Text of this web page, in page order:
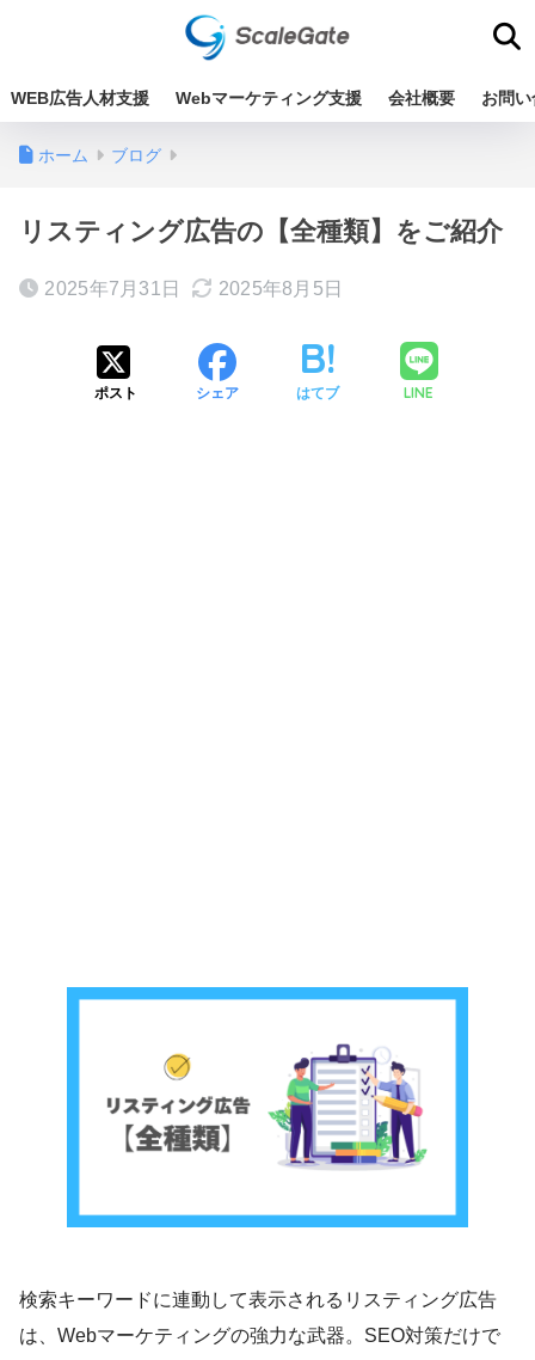
WEB広告人材支援 Webマーケティング支援 会社概要 お問
ホーム ブログ
リスティング広告の【全種類】をご紹介
2025年7月31日 2025年8月5日
ポスト シェア はてブ LINE
検索キーワードに連動して表示されるリスティング広告
は、Webマーケティングの強力な武器。SEO対策だけで